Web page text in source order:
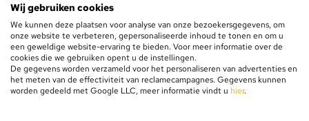
Levering op werkdagenbinnen 24 uur
GRATIS verzendingvanaf €75,-
Retourneren binnen100 dagen
5 jaargarantie
Wij gebruiken cookies
We kunnen deze plaatsen voor analyse van onze bezoekersgegevens, om
onze website te verbeteren, gepersonaliseerde inhoud te tonen en om u
een geweldige website-ervaring te bieden. Voor meer informatie over de
cookies die we gebruiken opent u de instellingen.
De gegevens worden verzameld voor het personaliseren van advertenties en
het meten van de effectiviteit van reclamecampagnes. Gegevens kunnen
worden gedeeld met Google LLC, meer informatie vindt u hier.